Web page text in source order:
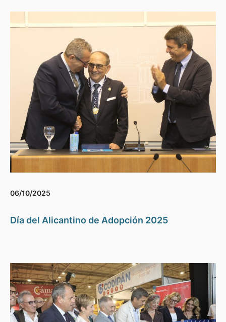
06/10/2025
Día del Alicantino de Adopción 2025